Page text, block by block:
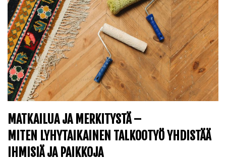
MATKAILUA JA MERKITYSTÄ –
MITEN LYHYTAIKAINEN TALKOOTYÖ YHDISTÄÄ
IHMISIÄ JA PAIKKOJA